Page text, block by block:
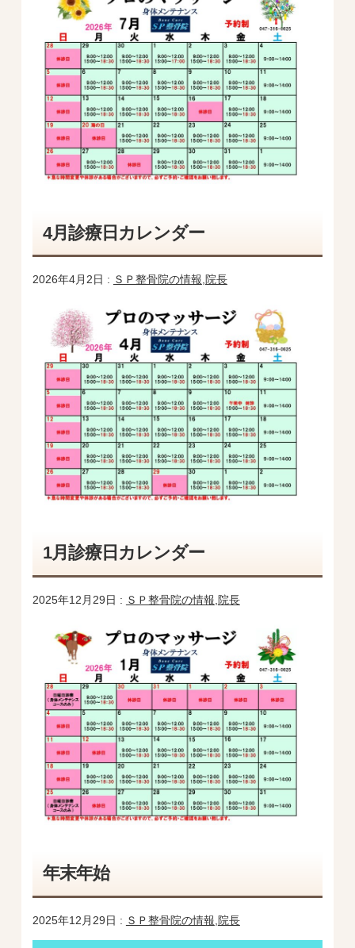
4月診療日カレンダー
2026年4月2日 : ＳＰ整骨院の情報,院長
1月診療日カレンダー
2025年12月29日 : ＳＰ整骨院の情報,院長
年末年始
2025年12月29日 : ＳＰ整骨院の情報 院長